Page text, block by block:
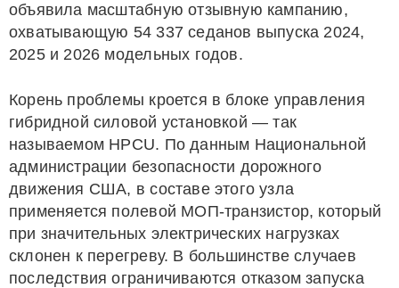
объявила масштабную отзывную кампанию,
охватывающую 54 337 седанов выпуска 2024,
2025 и 2026 модельных годов.
Корень проблемы кроется в блоке управления
гибридной силовой установкой — так
называемом HPCU. По данным Национальной
администрации безопасности дорожного
движения США, в составе этого узла
применяется полевой МОП-транзистор, который
при значительных электрических нагрузках
склонен к перегреву. В большинстве случаев
последствия ограничиваются отказом запуска